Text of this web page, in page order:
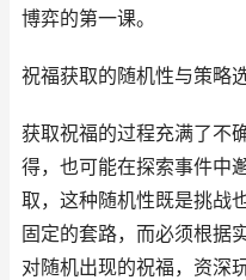
博弈的第一课。
祝福获取的随机性与策略
获取祝福的过程充满了不
得，也可能在探索事件中
取，这种随机性既是挑战
固定的套路，而必须根据
对随机出现的祝福，资深